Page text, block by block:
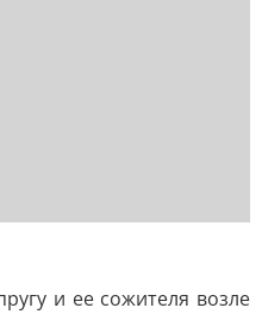
и ее сожителя возле